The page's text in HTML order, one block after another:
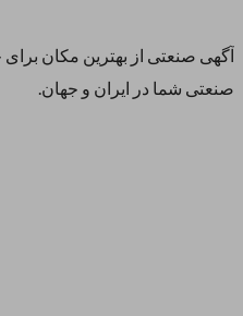
آگهی صنعتی از بهترین مکان
صنعتی شما در ایران و جهان.